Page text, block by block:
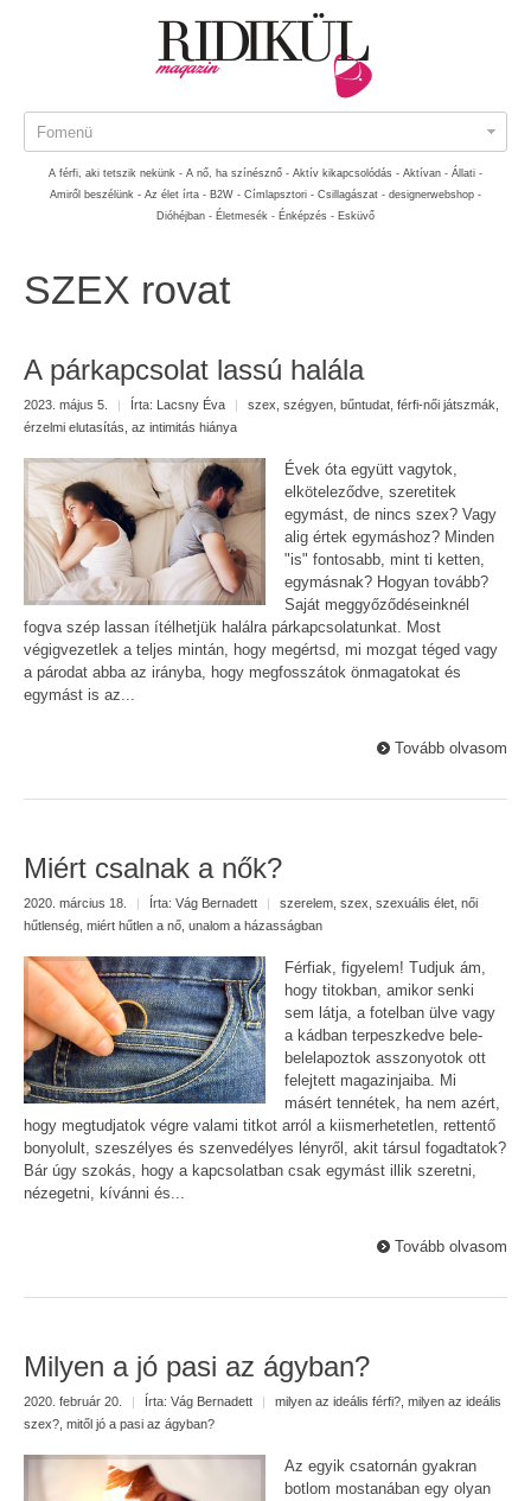
Fomenü
A férfi, aki tetszik nekünk - A nő, ha színésznő - Aktív kikapcsolódás - Aktívan - Állati -
Amiről beszélünk - Az élet írta - B2W - Címlapsztori - Csillagászat - designerwebshop -
Dióhéjban - Életmesék - Énképzés - Esküvő
SZEX rovat
A párkapcsolat lassú halála
2023. május 5. | Írta: Lacsny Éva | szex szégyen bűntudat férfi-női játszmák
érzelmi elutasítás az intimitás hiánya
Évek óta együtt vagytok,
elköteleződve, szeretitek
egymást, de nincs szex? Vagy
alig értek egymáshoz? Minden
"is" fontosabb, mint ti ketten,
egymásnak? Hogyan tovább?
Saját meggyőződéseinknél
fogva szép lassan ítélhetjük halálra párkapcsolatunkat. Most
végigvezetlek a teljes mintán, hogy megértsd, mi mozgat téged vagy
a párodat abba az irányba, hogy megfosszátok önmagatokat és
egymást is az...
Tovább olvasom
Miért csalnak a nők?
2020. március 18. | Írta: Vág Bernadett | szerelem szex szexuális élet női
hűtlenség miért hűtlen a nő unalom a házasságban
Férfiak, figyelem! Tudjuk ám,
hogy titokban, amikor senki
sem látja, a fotelban ülve vagy
a kádban terpeszkedve bele-
belelapoztok asszonyotok ott
felejtett magazinjaiba. Mi
másért tennétek, ha nem azért,
hogy megtudjatok végre valami titkot arról a kiismerhetetlen, rettentő
bonyolult, szeszélyes és szenvedélyes lényről, akit társul fogadtatok?
Bár úgy szokás, hogy a kapcsolatban csak egymást illik szeretni,
nézegetni, kívánni és...
Tovább olvasom
Milyen a jó pasi az ágyban?
2020. február 20. | Írta: Vág Bernadett | milyen az ideális férfi? milyen az ideális
szex? mitől jó a pasi az ágyban?
Az egyik csatornán gyakran
botlom mostanában egy olyan